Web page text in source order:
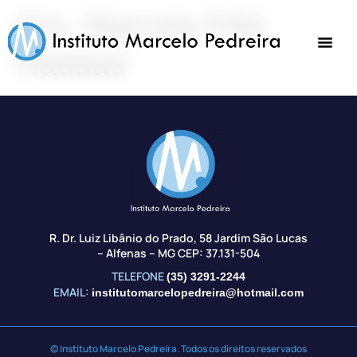
Dra. Marcela Filié
Haddad
R. Dr. Luiz Libânio do Prado, 58 Jardim São Lucas
– Alfenas – MG CEP: 37.131-504
TELEFONE(35) 3291-2244
EMAIL: institutomarcelopedreira@hotmail.com
© Instituto Marcelo Pedreira. Todos os direitos reservados